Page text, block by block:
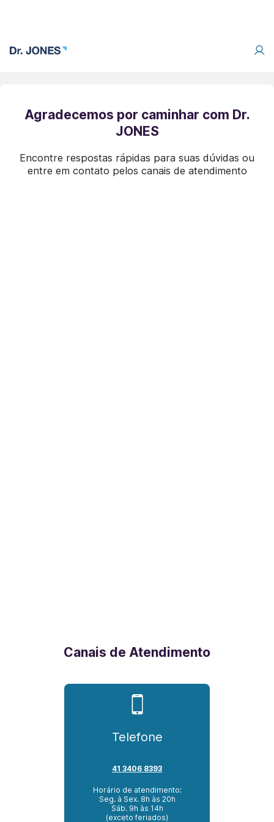
Agradecemos por caminhar com Dr.
JONES
Encontre respostas rápidas para suas dúvidas ou
entre em contato pelos canais de atendimento
Canais de Atendimento
Telefone
41 3406 8393
Horário de atendimento:
Seg. à Sex. 8h às 20h
Sáb. 9h às 14h
(exceto feriados)